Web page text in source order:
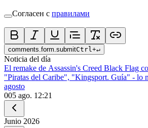
Согласен с правилами
comments.form.submitCtrl +↵
Noticia del día
El remake de Assassin's Creed Black Flag
"Piratas del Caribe", "Kingsport. Guía" - lo
agosto
005 ago. 12:21
Junio 2026